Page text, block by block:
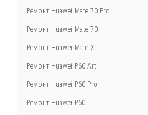
Ремонт Huawei Mate 70 Pro
Ремонт Huawei Mate 70
Ремонт Huawei Mate XT
Ремонт Huawei P60 Art
Ремонт Huawei P60 Pro
Ремонт Huawei P60